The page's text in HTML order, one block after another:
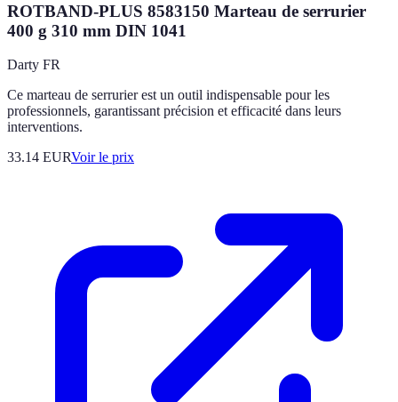
ROTBAND-PLUS 8583150 Marteau de serrurier
400 g 310 mm DIN 1041
Darty FR
Ce marteau de serrurier est un outil indispensable pour les
professionnels, garantissant précision et efficacité dans leurs
interventions.
33.14 EURVoir le prix